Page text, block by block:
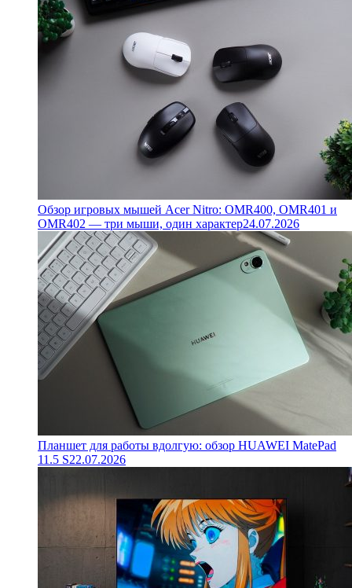
Обзор игровых мышей Acer Nitro: OMR400, OMR401 и
OMR402 — три мыши, один характер24.07.2026
Планшет для работы вдолгую: обзор HUAWEI MatePad
11.5 S22.07.2026